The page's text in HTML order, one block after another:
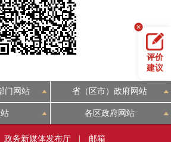
评价
建议
门网站 省（区市）政府网站
各区政府网站
政务新媒体发布厅 邮箱